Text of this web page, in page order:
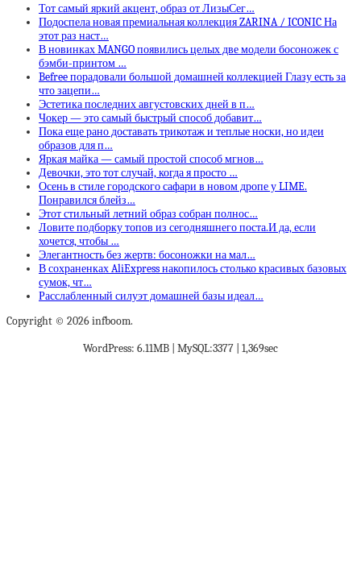
Тот самый яркий акцент, образ от ЛизыСег…
Подоспела новая премиальная коллекция ZARINA / ICONIC На
этот раз наст…
В новинках MANGO появились целых две модели босоножек с
бэмби-принтом …
Befree порадовали большой домашней коллекцией Глазу есть за
что зацепи…
Эстетика последних августовских дней в п…
Чокер — это самый быстрый способ добавит…
Пока еще рано доставать трикотаж и теплые носки, но идеи
образов для п…
Яркая майка — самый простой способ мгнов…
Девочки, это тот случай, когда я просто …
Осень в стиле городского сафари в новом дропе у LIME.
Понравился блейз…
Этот стильный летний образ собран полнос…
Ловите подборку топов из сегодняшнего поста.И да, если
хочется, чтобы …
Элегантность без жертв: босоножки на мал…
В сохраненках AliExpress накопилось столько красивых базовых
сумок, чт…
Расслабленный силуэт домашней базы идеал…
Copyright © 2026 infboom.
WordPress: 6.11MB | MySQL:3377 | 1,369sec